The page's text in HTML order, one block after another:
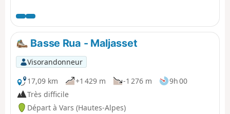
de Pra Gela et le Col de Vars. Ensuite, nouvelle montée
côté Ouest à la Cabane de l'Écuelle et redescente sur
Vars les Claux.
Basse Rua - Maljasset
Visorandonneur
17,09 km
+1 429 m -1 276 m
9h 00
Très difficile
Départ à Vars (Hautes-Alpes)